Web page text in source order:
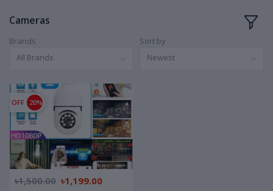
Cameras
Brands
All Brands
Sort by
Newest
OFF 20%
৳1,500.00 ৳1,199.00